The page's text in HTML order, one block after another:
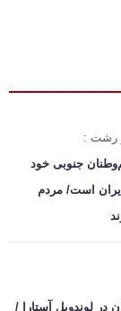
رشت :
جنوبی خود
است/ مردم
در لوندویل آستارا /